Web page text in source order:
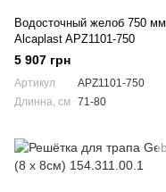
Водосточный желоб 750 мм
Alcaplast APZ1101-750
5 907 грн
Артикул
APZ1101-750
Длинна, см 71-80